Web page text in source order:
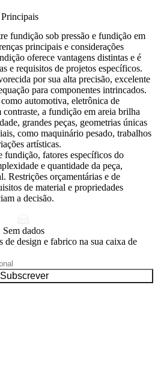
fundição sob pressão e fundição em
principais e considerações
oferece vantagens distintas e é
e requisitos de projetos específicos.
por sua alta precisão, excelente
para componentes intrincados.
automotiva, eletrônica de
a fundição em areia brilha
grandes peças, geometrias únicas
como maquinário pesado, trabalhos
artísticas.
fundição, fatores específicos do
e quantidade da peça,
Restrições orçamentárias e de
de material e propriedades
a decisão.
Sem dados
de design e fabrico na sua caixa de
Subscrever